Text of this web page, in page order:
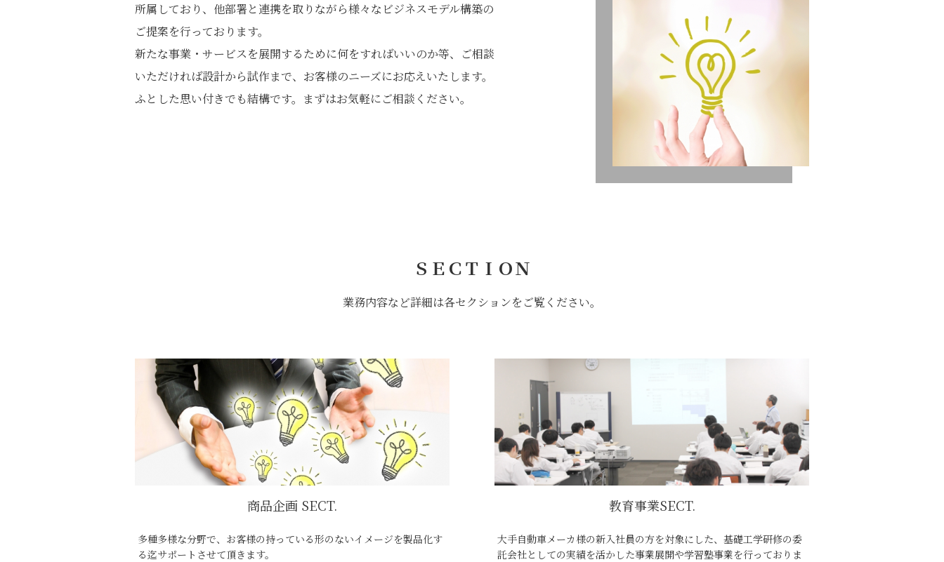
所属しており、他部署と連携を取りながら様々なビジネスモデル構築の
ご提案を行っております。
新たな事業・サービスを展開するために何をすればいいのか等、ご相談
いただければ設計から試作まで、お客様のニーズにお応えいたします。
ふとした思い付きでも結構です。まずはお気軽にご相談ください。
ＳＥＣＴＩＯＮ
業務内容など詳細は各セクションをご覧ください。
商品企画 SECT.
多種多様な分野で、お客様の持っている形のないイメージを製品化す
る迄サポートさせて頂きます。
教育事業SECT.
大手自動車メーカ様の新入社員の方を対象にした、基礎工学研修の委
託会社としての実績を活かした事業展開や学習塾事業を行っておりま